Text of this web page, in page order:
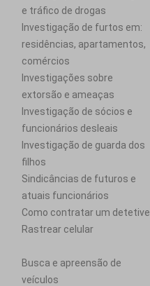
e tráfico de drogas
Investigação de furtos em:
residências, apartamentos,
comércios
Investigações sobre
extorsão e ameaças
Investigação de sócios e
funcionários desleais
Investigação de guarda dos
filhos
Sindicâncias de futuros e
atuais funcionários
Como contratar um detetive
Rastrear celular
Busca e apreensão de
veículos